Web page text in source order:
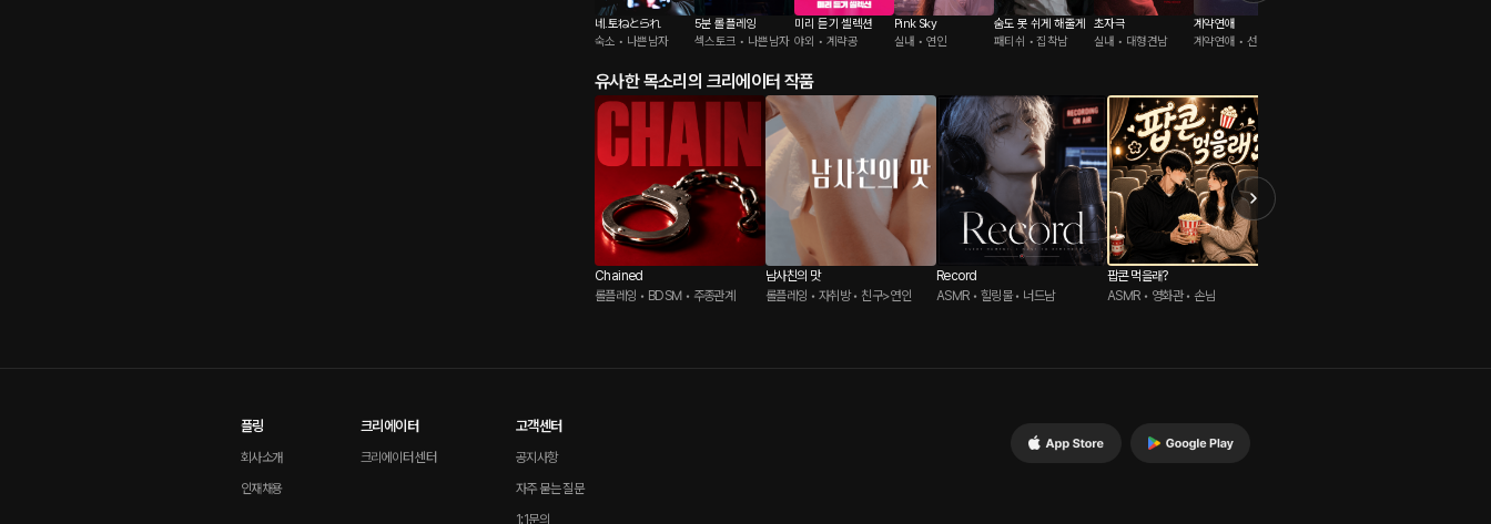
네.토ねとられ
숙소 • 나쁜남자
5분 롤플레잉
섹스토크 • 나쁜남자
미리 듣기 셀렉션
야외 • 계략공
Pink Sky
실내 • 연인
숨도 못 쉬게 해줄게
패티쉬 • 집착남
초자극
실내 • 대형견남
계약연애
계약연애 • 선후배
유사한 목소리의 크리에이터 작품
Chained
롤플레잉 • BDSM • 주종관계
남사친의 맛
롤플레잉 • 자취방 • 친구>연인
Record
ASMR • 힐링물 • 너드남
팝콘 먹을래?
ASMR • 영화관 • 손님
플링
회사소개
인재채용
크리에이터
크리에이터 센터
고객센터
공지사항
자주 묻는 질문
1:1문의